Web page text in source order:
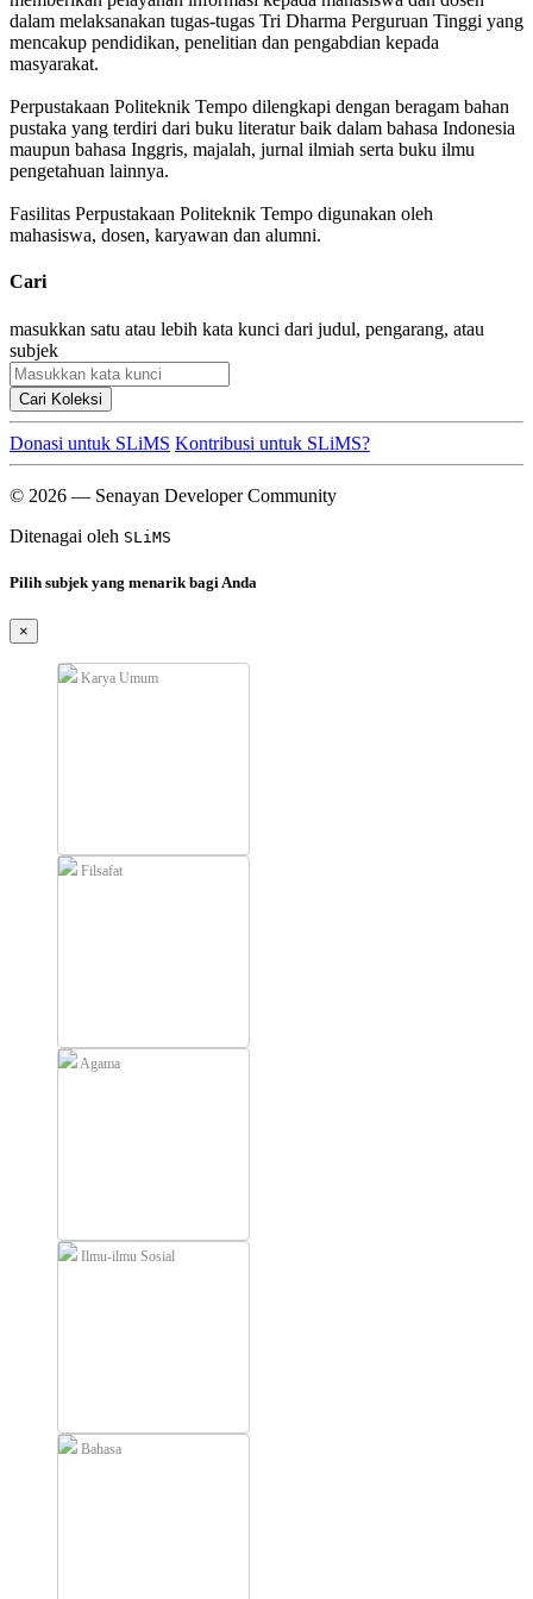
dalam melaksanakan tugas-tugas Tri Dharma Perguruan Tinggi yang
mencakup pendidikan, penelitian dan pengabdian kepada
masyarakat.
Perpustakaan Politeknik Tempo dilengkapi dengan beragam bahan
pustaka yang terdiri dari buku literatur baik dalam bahasa Indonesia
maupun bahasa Inggris, majalah, jurnal ilmiah serta buku ilmu
pengetahuan lainnya.
Fasilitas Perpustakaan Politeknik Tempo digunakan oleh
mahasiswa, dosen, karyawan dan alumni.
Cari
masukkan satu atau lebih kata kunci dari judul, pengarang, atau
subjek
Cari Koleksi
Donasi untuk SLiMS Kontribusi untuk SLiMS?
© 2026 — Senayan Developer Community
Ditenagai oleh SLiMS
Pilih subjek yang menarik bagi Anda
×
Karya Umum
Filsafat
Agama
Ilmu-ilmu Sosial
Bahasa